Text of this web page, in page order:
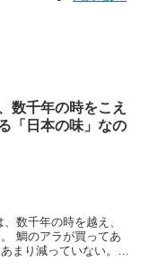
数千年の時をこえ
「日本の味」なの
数千年の時を越え、
鯛のアラが買ってあ
まり減っていない。き